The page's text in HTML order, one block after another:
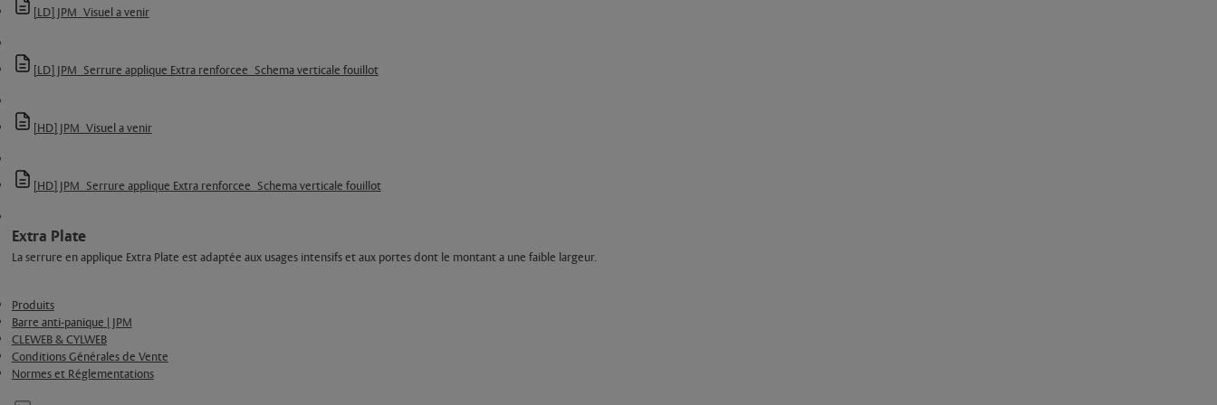
[LD] JPM_Visuel a venir
[LD] JPM_Serrure applique Extra renforcee_Schema verticale fouillot
[HD] JPM_Visuel a venir
[HD] JPM_Serrure applique Extra renforcee_Schema verticale fouillot
Extra Plate
La serrure en applique Extra Plate est adaptée aux usages intensifs et aux portes dont le montant a une faible largeur.
Produits
Barre anti-panique | JPM
CLEWEB & CYLWEB
Conditions Générales de Vente
Normes et Réglementations